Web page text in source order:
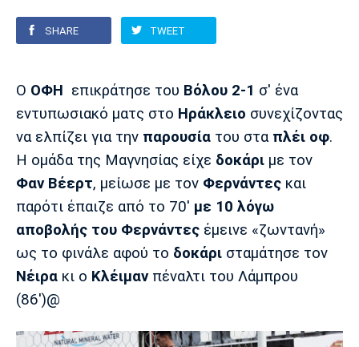
Europa League
Διεθνή
Euro
Εθνικές Ομάδες
Κύπελλο
Διαιτησία
Α Γυναικών
Κύπελλο
EuroCup
Basket League
Α2 Μπάσκετ
FIBA World Cup 2023
Σπορ
Γυμναστική
Κολύμβηση
Χάντμπολ
Αυτοκίνητο
Formula 1
Μοτοσυκλέτα
Tech
Gaming
Gadgets
Smartphones
Plus
Θέατρο
Σινεμά
Ευ ζην
Blogs
Η Εφημερίδα
Πρωτοσέλιδα
Αστέρας
ΠΑΣ Γιάννινα
Παναιτωλικός Λαμία ΑΕΛ
Απόλλων
Σμύρνης
Άρης ΟΦΗ
SHARE TWEET
Ο ΟΦΗ επικράτησε του Βόλου 2-1 σ' ένα
εντυπωσιακό ματς στο Ηράκλειο συνεχίζοντας
να ελπίζει για την παρουσία του στα πλέι οφ.
Η ομάδα της Μαγνησίας είχε δοκάρι με τον
Φαν Βέερτ, μείωσε με τον Φερνάντες και
παρότι έπαιζε από το 70' με 10 λόγω
αποβολής του Φερνάντες έμεινε «ζωντανή»
ως το φινάλε αφού το δοκάρι σταμάτησε τον
Νέιρα κι ο Κλέιμανπέναλτι του Λάμπρου
(86')@